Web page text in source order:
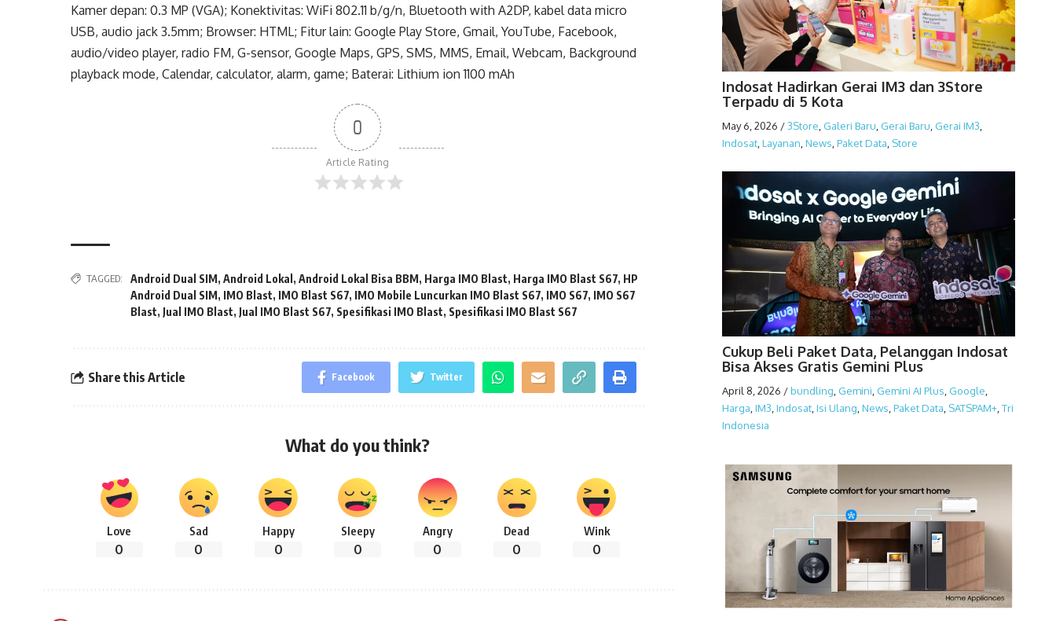
Kamer depan: 0.3 MP (VGA); Konektivitas: WiFi 802.11 b/g/n, Bluetooth with A2DP, kabel data micro
USB, audio jack 3.5mm; Browser: HTML; Fitur lain: Google Play Store, Gmail, YouTube, Facebook,
audio/video player, radio FM, G-sensor, Google Maps, GPS, SMS, MMS, Email, Webcam, Background
playback mode, Calendar, calculator, alarm, game; Baterai: Lithium ion 1100 mAh
0
Article Rating
TAGGED: Android Dual SIM,Android Lokal ,Android Lokal Bisa BBM, Harga IMO Blast, Harga IMO Blast S67, HP
Android Dual SIM, IMO Blast, IMO Blast S67, IMO Mobile Luncurkan IMO Blast S67, IMO S67, IMO S67
Blast, Jual IMO Blast, Jual IMO Blast S67, Spesifikasi IMO Blast, Spesifikasi IMO Blast S67
Share this Article Facebook Twitter
What do you think?
Love
0
Sad
0
Happy
0
Sleepy
0
Angry
0
Dead
0
Wink
0
Indosat Hadirkan Gerai IM3 dan 3Store
Terpadu di 5 Kota
May 6, 2026 /3Store, Galeri Baru, Gerai Baru, Gerai IM3,
Indosat,Layanan,News,Paket Data, Store
Cukup Beli Paket Data, Pelanggan Indosat
Bisa Akses Gratis Gemini Plus
April 8, 2026 /bundling, Gemini, Gemini AI Plus, Google,
Harga,IM3,Indosat,Isi Ulang,News,Paket Data, SATSPAM+,Tri
Indonesia